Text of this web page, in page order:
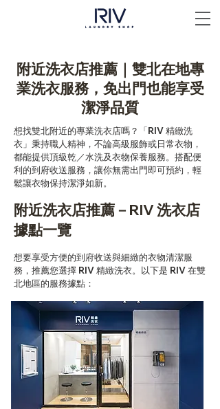
附近洗衣店推薦｜雙北在地專
業洗衣服務，免出門也能享受
潔淨品質
想找雙北附近的專業洗衣店嗎？「RIV 精緻洗
衣」秉持職人精神，不論高級服飾或日常衣物，
都能提供頂級乾／水洗及衣物保養服務。搭配便
利的到府收送服務，讓你無需出門即可預約，輕
鬆讓衣物保持潔淨如新。
附近洗衣店推薦－RIV 洗衣店
據點一覽
想要享受方便的到府收送與細緻的衣物清潔服
務，推薦您選擇 RIV 精緻洗衣。以下是 RIV 在雙
北地區的服務據點：